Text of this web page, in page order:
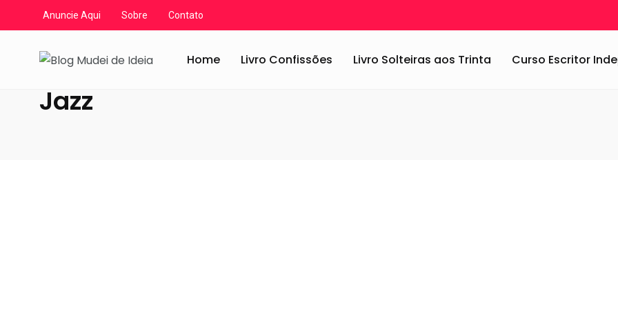
Anuncie Aqui Sobre Contato
Home Livro Confissões Livro Solteiras aos Trinta Curso Escritor
Blog Mudei de Ideia / Artigos / Jazz
Jazz